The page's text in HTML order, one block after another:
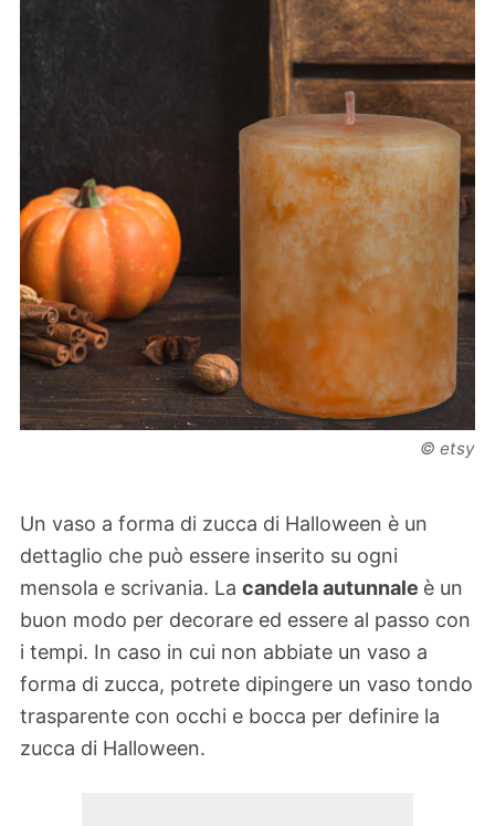
© etsy
Un vaso a forma di zucca di Halloween è un
dettaglio che può essere inserito su ogni
mensola e scrivania. La candela autunnale è un
buon modo per decorare ed essere al passo con
i tempi. In caso in cui non abbiate un vaso a
forma di zucca, potrete dipingere un vaso tondo
trasparente con occhi e bocca per definire la
zucca di Halloween.